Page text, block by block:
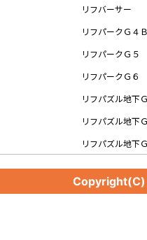
リフバーサー
リフパークＧ４
リフパークＧ５
リフパークＧ６
リフパズル地下
リフパズル地下
リフパズル地下